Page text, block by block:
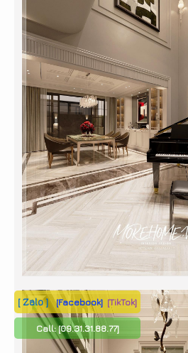
[ Zalo ] [Facebook] [TikTok]
Call:[09.31.31.88.77]